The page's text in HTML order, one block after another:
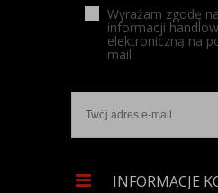
Wyrażam zgodę
informacji
elektroniczną na
mail
INFORMACJE